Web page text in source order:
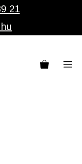
21